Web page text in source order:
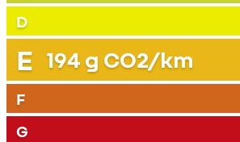
D
E 194 g CO2/km
F
G